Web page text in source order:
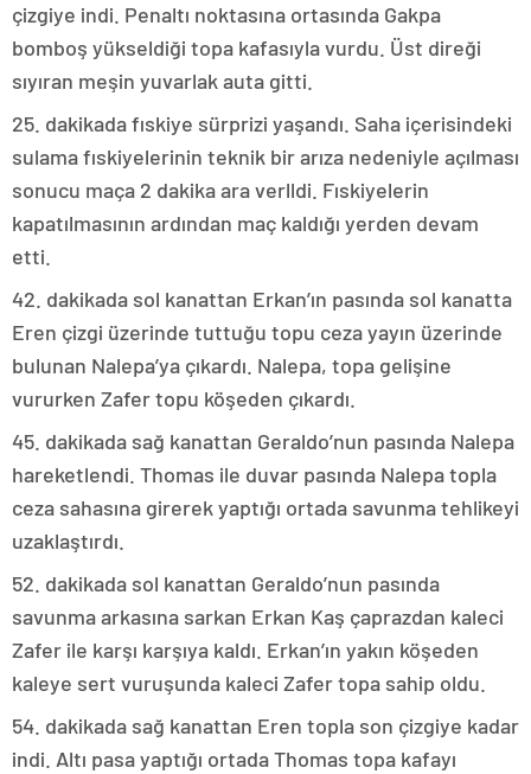
çizgiye indi. Penaltı noktasına ortasında Gakpa
bomboş yükseldiği topa kafasıyla vurdu. Üst direği
sıyıran meşin yuvarlak auta gitti.
25. dakikada fıskiye sürprizi yaşandı. Saha içerisindeki
sulama fıskiyelerinin teknik bir arıza nedeniyle açılması
sonucu maça 2 dakika ara verlldi. Fıskiyelerin
kapatılmasının ardından maç kaldığı yerden devam
etti.
42. dakikada sol kanattan Erkan’ın pasında sol kanatta
Eren çizgi üzerinde tuttuğu topu ceza yayın üzerinde
bulunan Nalepa’ya çıkardı. Nalepa, topa gelişine
vururken Zafer topu köşeden çıkardı.
45. dakikada sağ kanattan Geraldo’nun pasında Nalepa
hareketlendi. Thomas ile duvar pasında Nalepa topla
ceza sahasına girerek yaptığı ortada savunma tehlikeyi
uzaklaştırdı.
52. dakikada sol kanattan Geraldo’nun pasında
savunma arkasına sarkan Erkan Kaş çaprazdan kaleci
Zafer ile karşı karşıya kaldı. Erkan’ın yakın köşeden
kaleye sert vuruşunda kaleci Zafer topa sahip oldu.
54. dakikada sağ kanattan Eren topla son çizgiye kadar
indi. Altı pasa yaptığı ortada Thomas topa kafayı